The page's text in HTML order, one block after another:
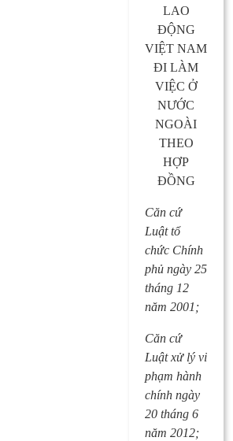
LAO
ĐỘNG
VIỆT NAM
ĐI LÀM
VIỆC Ở
NƯỚC
NGOÀI
THEO
HỢP
ĐỒNG
Căn cứ
Luật tổ
chức Chính
phủ ngày 25
tháng 12
năm 2001;
Căn cứ
Luật xử lý vi
phạm hành
chính ngày
20 tháng 6
năm 2012;